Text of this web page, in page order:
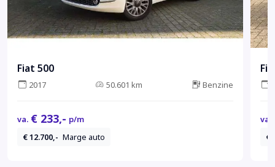
Fiat 500
2017 50.601 km Benzine
va. € 233,- p/m
€ 12.700,- Marge auto
va.
€